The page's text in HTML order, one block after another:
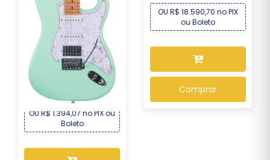
Guitarra Seizi Fun
Vintage Budokan HSS...
R$ 1.499,00
OU R$ 1.394,07 no PIX ou
Boleto
OU R$ 18.590,70 no PIX
ou Boleto
Comprar